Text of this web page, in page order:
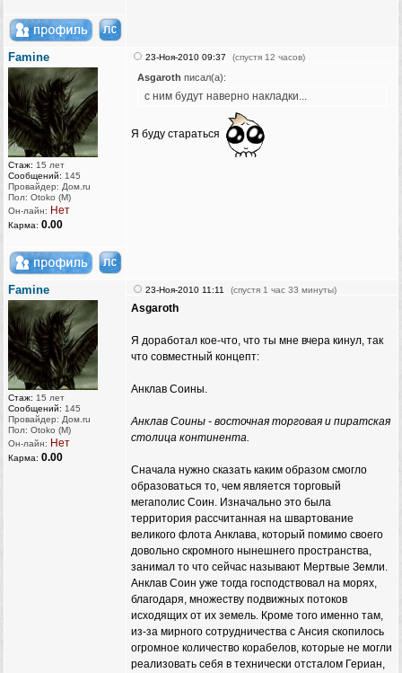
Famine
Стаж: 15 лет
Сообщений: 145
Провайдер: Дом.ru
Пол: Otoko (M)
Он-лайн: Нет
Карма: 0.00
23-Ноя-2010 09:37 (спустя 12 часов)
Asgaroth писал(а):
с ним будут наверно накладки...
Я буду стараться
Famine
Стаж: 15 лет
Сообщений: 145
Провайдер: Дом.ru
Пол: Otoko (M)
Он-лайн: Нет
Карма: 0.00
23-Ноя-2010 11:11 (спустя 1 час 33 минуты)
Asgaroth
Я доработал кое-что, что ты мне вчера кинул, так
что совместный концепт:
Анклав Соины.
Анклав Соины - восточная торговая и пиратская
столица континента.
Сначала нужно сказать каким образом смогло
образоваться то, чем является торговый
мегаполис Соин. Изначально это была
территория рассчитанная на швартование
великого флота Анклава, который помимо своего
довольно скромного нынешнего пространства,
занимал то что сейчас называют Мертвые Земли.
Анклав Соин уже тогда господствовал на морях,
благодаря, множеству подвижных потоков
исходящих от их земель. Кроме того именно там,
из-за мирного сотрудничества с Ансия скопилось
огромное количество корабелов, которые не могли
реализовать себя в технически отсталом Гериан,